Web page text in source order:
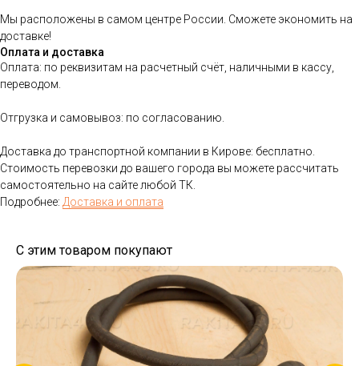
Мы расположены в самом центре России. Сможете экономить на
доставке!
Оплата и доставка
Оплата: по реквизитам на расчетный счёт, наличными в кассу,
переводом.
Отгрузка и самовывоз: по согласованию.
Доставка до транспортной компании в Кирове: бесплатно.
Стоимость перевозки до вашего города вы можете рассчитать
самостоятельно на сайте любой ТК.
Подробнее: Доставка и оплата
С этим товаром покупают